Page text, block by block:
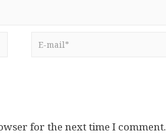
for the next time I comment.